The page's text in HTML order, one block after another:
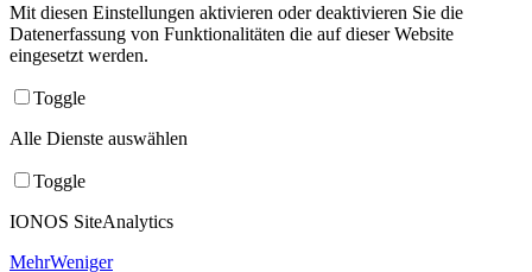
Mit diesen Einstellungen aktivieren oder deaktivieren Sie die
Datenerfassung von Funktionalitäten die auf dieser Website
eingesetzt werden.
Toggle
Alle Dienste auswählen
Toggle
IONOS SiteAnalytics
MehrWeniger